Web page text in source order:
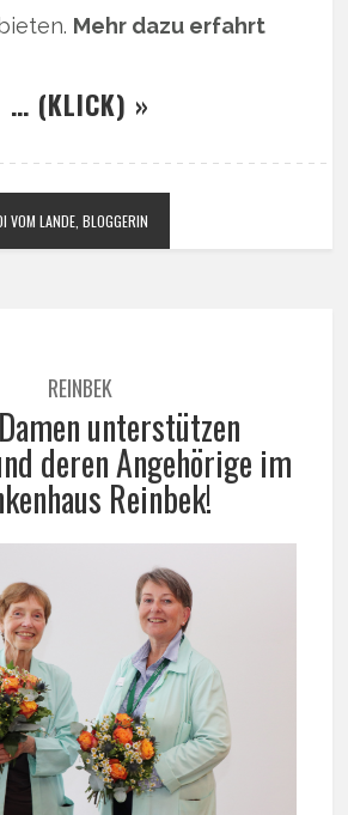
Mehr dazu erfahrt
… (KLICK) »
VOM LANDE, BLOGGERIN
REINBEK
unterstützen
deren Angehörige im
Reinbek!